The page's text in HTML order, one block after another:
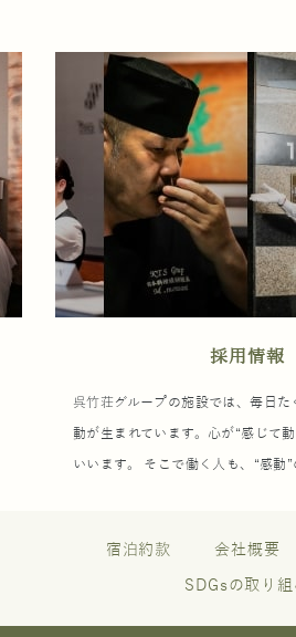
採用情報
呉竹荘グループの施設では、毎日
動が生まれています。心が“感じて
いいます。 そこで働く人も、“感動”
宿泊約款 会社概要
SDGsの取り組